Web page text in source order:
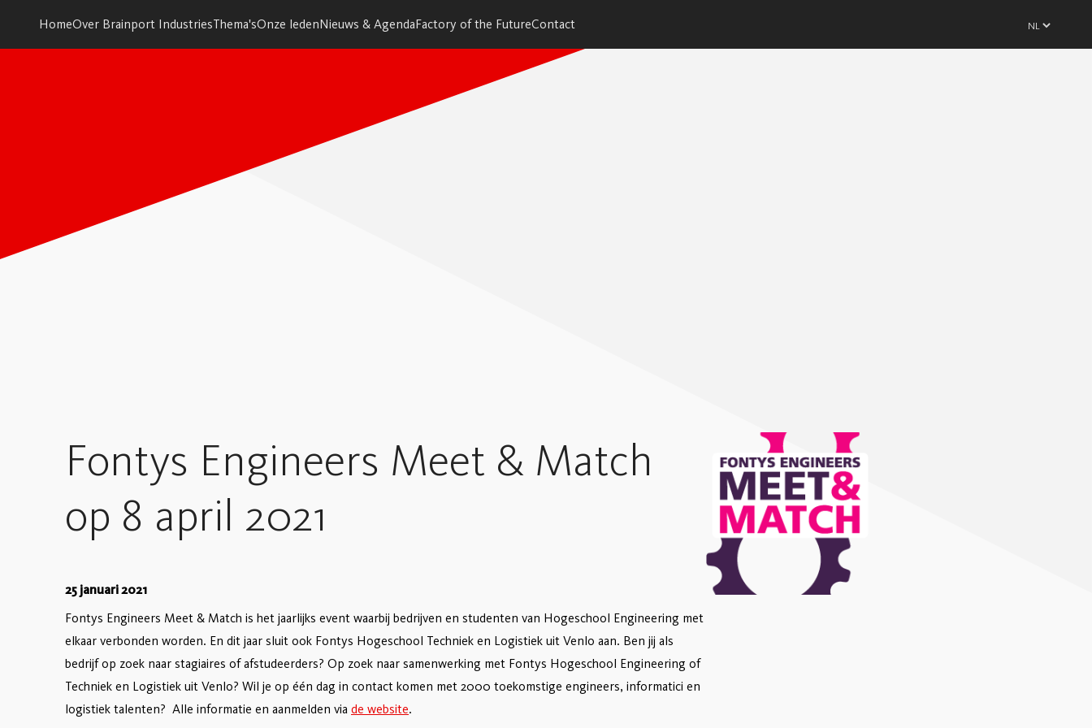
HomeOver Brainport IndustriesThema'sOnze ledenNieuws & AgendaFactory of the FutureContact
Fontys Engineers Meet & Match
op 8 april 2021
25 januari 2021
Fontys Engineers Meet & Match is het jaarlijks event waarbij bedrijven en studenten van Hogeschool Engineering met
elkaar verbonden worden. En dit jaar sluit ook Fontys Hogeschool Techniek en Logistiek uit Venlo aan. Ben jij als
bedrijf op zoek naar stagiaires of afstudeerders? Op zoek naar samenwerking met Fontys Hogeschool Engineering of
Techniek en Logistiek uit Venlo? Wil je op één dag in contact komen met 2000 toekomstige engineers, informatici en
logistiek talenten? Alle informatie en aanmelden via de website.